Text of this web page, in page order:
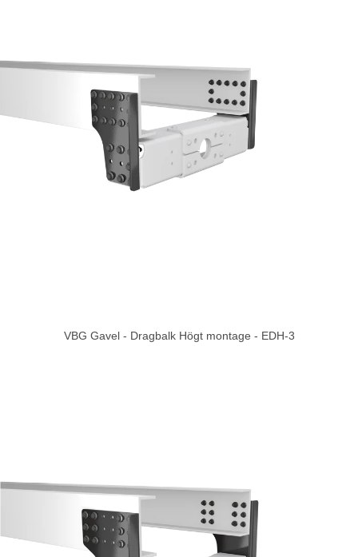
VBG Gavel - Dragbalk Högt montage - EDH-3